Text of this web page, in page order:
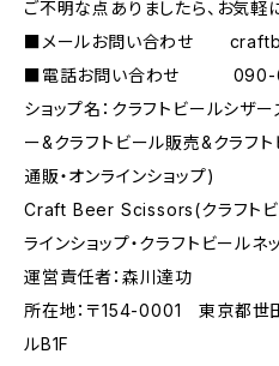
ご不明な点ありましたら、お気軽
■メールお問い合わせ
■電話お問い合わせ 090-
ショップ名：クラフトビールシザ
ー&クラフトビール販売&クラフ
通販・オンラインショップ)
Craft Beer Scissors(クラフトビ
ラインショップ・クラフトビールネ
運営責任者：森川達功
所在地：〒154-0001 東京都
ルB1F